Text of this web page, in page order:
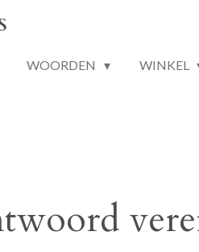
WOORDEN WINKEL